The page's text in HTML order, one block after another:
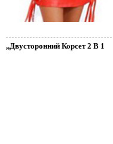
,,Двусторонний Корсет 2 B 1